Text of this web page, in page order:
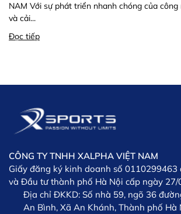
NAM Với sự phát triển nhanh chóng của
và cải...
Đọc tiếp
CÔNG TY TNHH XALPHA VIỆT NAM
Giấy đăng ký kinh doanh số 0110299463
và Đầu tư thành phố Hà Nội cấp ngày 27/
Địa chỉ ĐKKD: Số nhà 59, ngõ 36
An Bình, Xã An Khánh, Thành phố Hà